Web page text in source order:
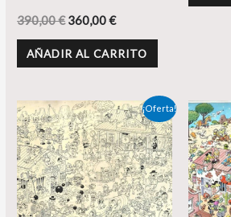
390,00€ 360,00€
AÑADIR AL CARRITO
¡Oferta!
El
precio
original
era:
395,00 €.
El
precio
actual
es:
375,00 €.